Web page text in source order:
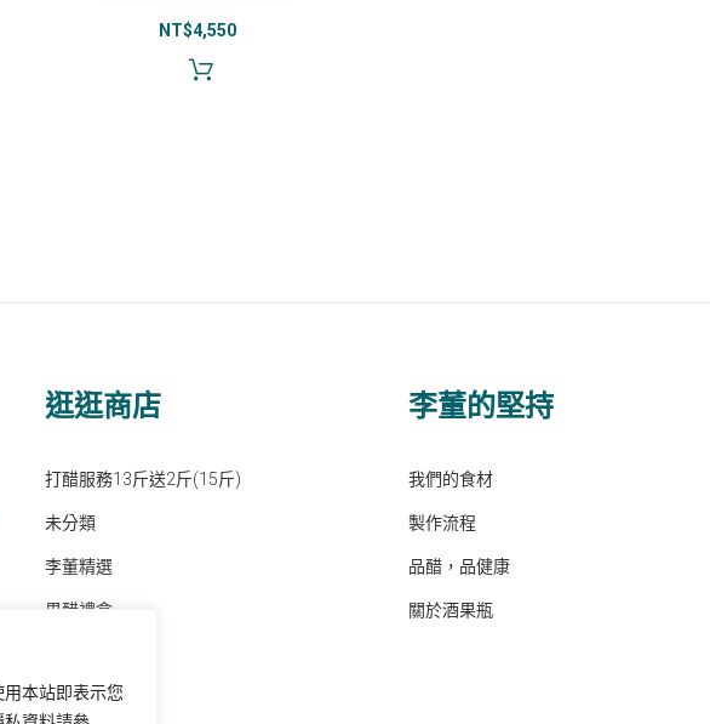
本站即表示您
NT$4,550
逛逛商店
打醋服務13斤送2斤(15斤)
未分類
李董精選
果醋禮盒
特選發酵果粒
李董的堅持
我們的食材
製作流程
品醋，品健康
關於酒果瓶